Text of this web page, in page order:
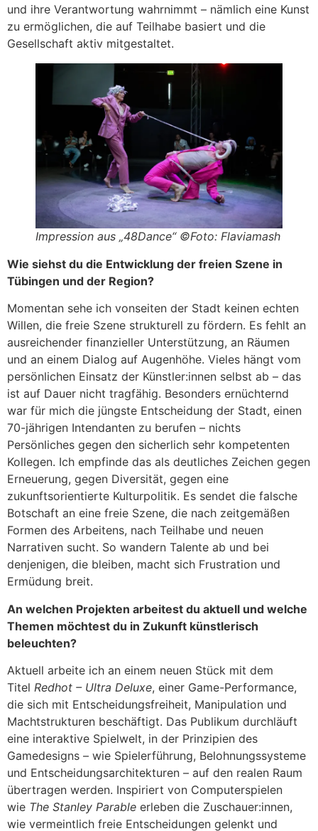
und ihre Verantwortung wahrnimmt – nämlich eine Kunst
zu ermöglichen, die auf Teilhabe basiert und die
Gesellschaft aktiv mitgestaltet.
Impression aus „48Dance“ ©Foto: Flaviamash
Wie siehst du die Entwicklung der freien Szene in
Tübingen und der Region?
Momentan sehe ich vonseiten der Stadt keinen echten
Willen, die freie Szene strukturell zu fördern. Es fehlt an
ausreichender finanzieller Unterstützung, an Räumen
und an einem Dialog auf Augenhöhe. Vieles hängt vom
persönlichen Einsatz der Künstler:innen selbst ab – das
ist auf Dauer nicht tragfähig. Besonders ernüchternd
war für mich die jüngste Entscheidung der Stadt, einen
70-jährigen Intendanten zu berufen – nichts
Persönliches gegen den sicherlich sehr kompetenten
Kollegen. Ich empfinde das als deutliches Zeichen gegen
Erneuerung, gegen Diversität, gegen eine
zukunftsorientierte Kulturpolitik. Es sendet die falsche
Botschaft an eine freie Szene, die nach zeitgemäßen
Formen des Arbeitens, nach Teilhabe und neuen
Narrativen sucht. So wandern Talente ab und bei
denjenigen, die bleiben, macht sich Frustration und
Ermüdung breit.
An welchen Projekten arbeitest du aktuell und welche
Themen möchtest du in Zukunft künstlerisch
beleuchten?
Aktuell arbeite ich an einem neuen Stück mit dem
Titel Redhot – Ultra Deluxe, einer Game-Performance,
die sich mit Entscheidungsfreiheit, Manipulation und
Machtstrukturen beschäftigt. Das Publikum durchläuft
eine interaktive Spielwelt, in der Prinzipien des
Gamedesigns – wie Spielerführung, Belohnungssysteme
und Entscheidungsarchitekturen – auf den realen Raum
übertragen werden. Inspiriert von Computerspielen
wie The Stanley Parable erleben die Zuschauer:innen,
wie vermeintlich freie Entscheidungen gelenkt und